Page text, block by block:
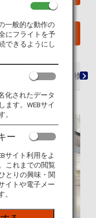
お食事・お飲み物
一般的な動作の
にフライトを予
できるようにし
化されたデータ
ます。WEBサイ
。
ー
サイト利用をよ
これまでの閲覧
とりの興味・関
イトや電子メー
。